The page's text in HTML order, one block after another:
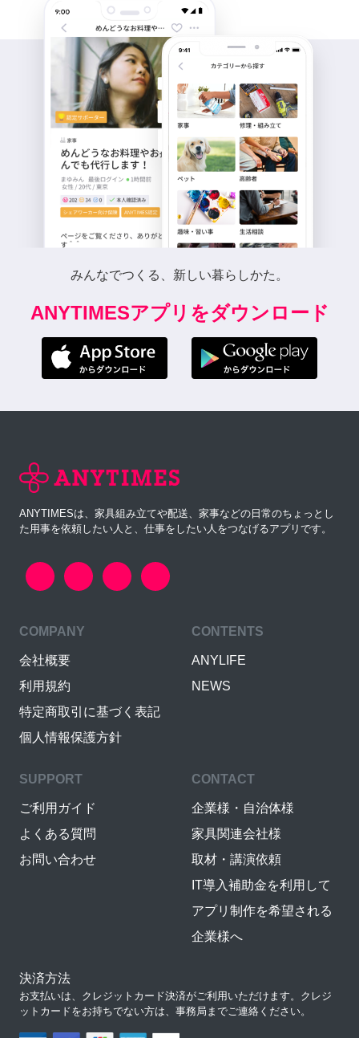
みんなでつくる、新しい暮らしかた。
ANYTIMESアプリをダウンロード
ANYTIMESは、家具組み立てや配送、家事などの日常のちょっとし
た用事を依頼したい人と、仕事をしたい人をつなげるアプリです。
COMPANY
会社概要
利用規約
特定商取引に基づく表記
個人情報保護方針
CONTENTS
ANYLIFE
NEWS
SUPPORT
ご利用ガイド
よくある質問
お問い合わせ
CONTACT
企業様・自治体様
家具関連会社様
取材・講演依頼
IT導入補助金を利用して
アプリ制作を希望される
企業様へ
決済方法
お支払いは、クレジットカード決済がご利用いただけます。クレジ
ットカードをお持ちでない方は、事務局までご連絡ください。